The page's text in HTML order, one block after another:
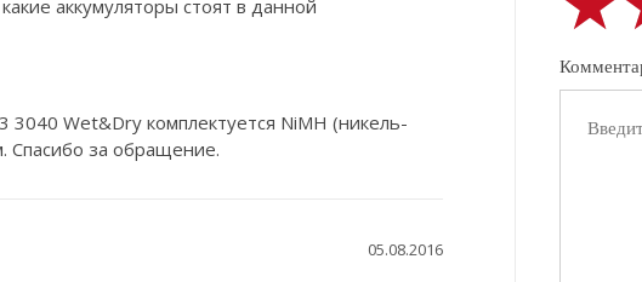
аккумуляторы стоят в данной
Wet&Dry комплектуется NiMH (никель-
Спасибо за обращение.
05.08.2016